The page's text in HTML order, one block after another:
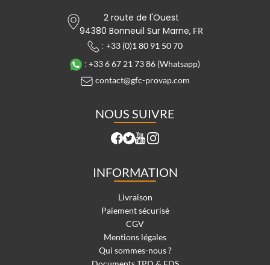
2 route de l'Ouest
94380 Bonneuil Sur Marne,FR
: +33 (0)1 80 91 50 70
: +33 6 67 21 73 86 (Whatsapp)
contact@gfc-provap.com
NOUS SUIVRE
INFORMATION
Livraison
Paiement sécurisé
CGV
Mentions légales
Qui sommes-nous ?